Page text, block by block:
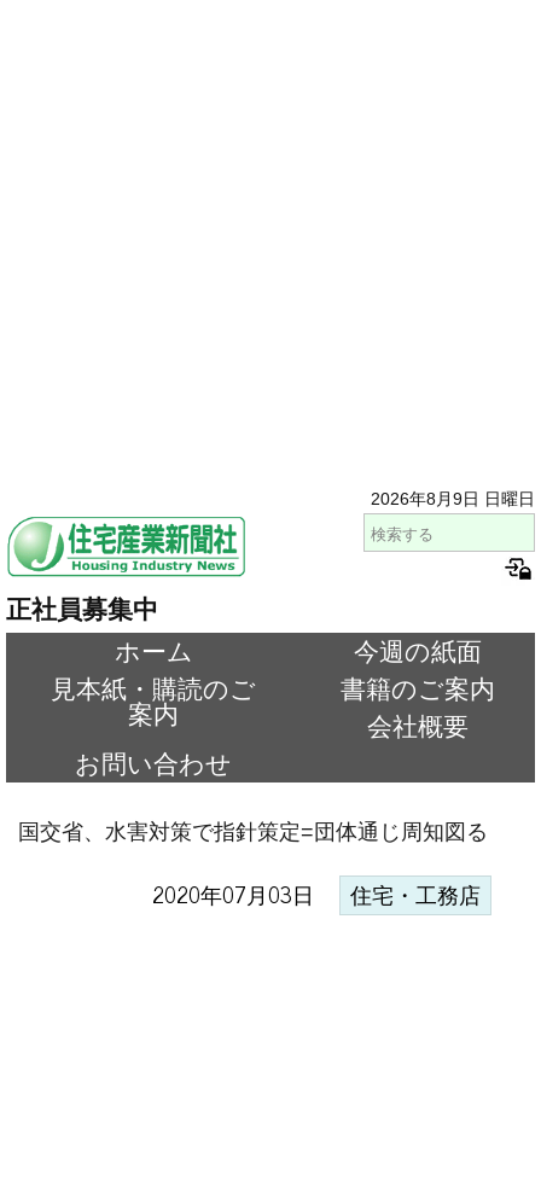
2026年8月9日 日曜日
正社員募集中
ホーム
今週の紙面
見本紙・購読のご
案内
書籍のご案内
会社概要
お問い合わせ
国交省、水害対策で指針策定=団体通じ周知図る
2020年07月03日 住宅・工務店